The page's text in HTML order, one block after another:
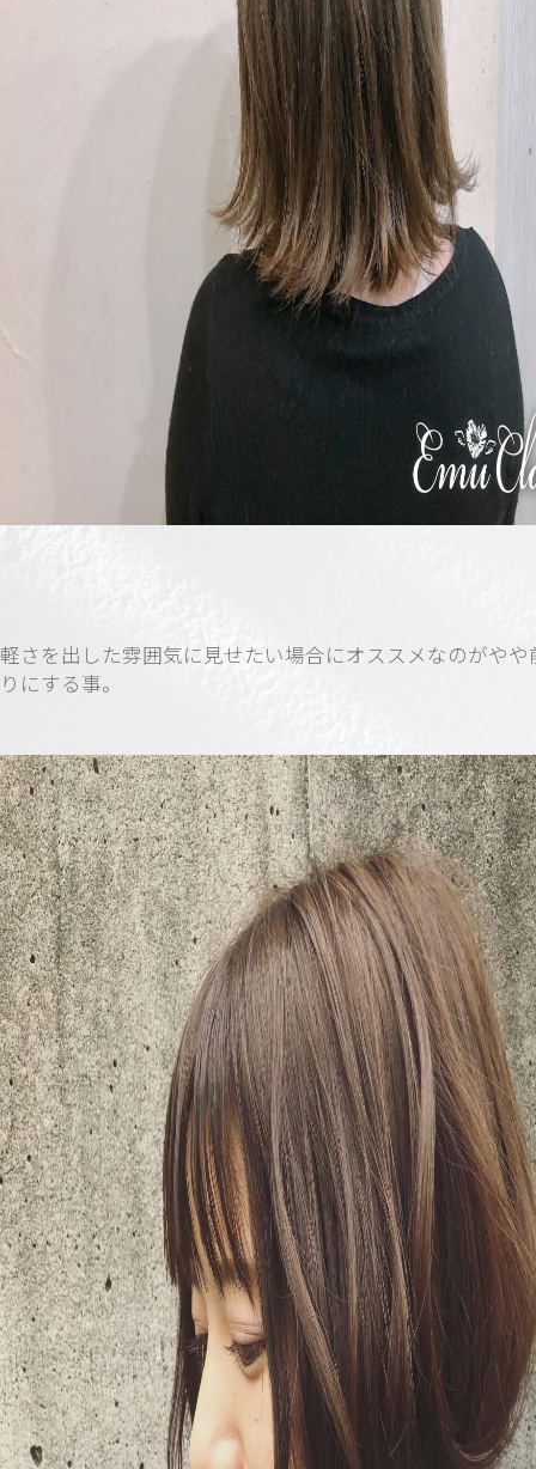
軽さを出した雰囲気に見せたい場合にオススメなのがやや
りにする事。